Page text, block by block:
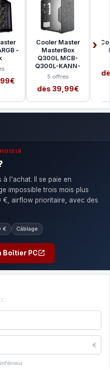
-
Cooler Master
MasterBox
Q300L MCB-
Q300L-KANN-
5 offres
dès 39,99€
à l'achat. Il se paie en
impossible trois mois plus
airflow prioritaire, avec des
€ Câblage
Boîtier PC
€